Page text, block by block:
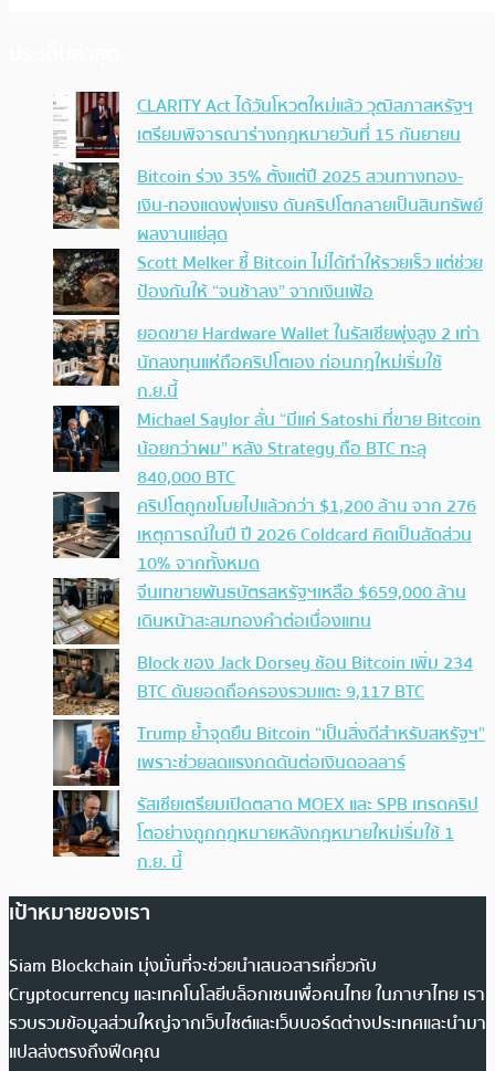
CLARITY Act ได้วันโหวตใหม่แล้ว วุฒิสภาสหรัฐฯ
เตรียมพิจารณาร่างกฎหมายวันที่ 15 กันยายน
Bitcoin ร่วง 35% ตั้งแต่ปี 2025 สวนทางทอง-
เงิน-ทองแดงพุ่งแรง ดันคริปโตกลายเป็นสินทรัพย์
ผลงานแย่สุด
Scott Melker ชี้ Bitcoin ไม่ได้ทำให้รวยเร็ว แต่ช่วย
ป้องกันให้ “จนช้าลง” จากเงินเฟ้อ
ยอดขาย Hardware Wallet ในรัสเซียพุ่งสูง 2 เท่า
นักลงทุนแห่ถือคริปโตเอง ก่อนกฎใหม่เริ่มใช้
ก.ย.นี้
Michael Saylor ลั่น “มีแค่ Satoshi ที่ขาย Bitcoin
น้อยกว่าผม” หลัง Strategy ถือ BTC ทะลุ
840,000 BTC
คริปโตถูกขโมยไปแล้วกว่า $1,200 ล้าน จาก 276
เหตุการณ์ในปี ปี 2026 Coldcard คิดเป็นสัดส่วน
10% จากทั้งหมด
จีนเทขายพันธบัตรสหรัฐฯเหลือ $659,000 ล้าน
เดินหน้าสะสมทองคำต่อเนื่องแทน
Block ของ Jack Dorsey ช้อน Bitcoin เพิ่ม 234
BTC ดันยอดถือครองรวมแตะ 9,117 BTC
Trump ย้ำจุดยืน Bitcoin “เป็นสิ่งดีสำหรับสหรัฐฯ”
เพราะช่วยลดแรงกดดันต่อเงินดอลลาร์
รัสเซียเตรียมเปิดตลาด MOEX และ SPB เทรดคริป
โตอย่างถูกกฎหมายหลังกฎหมายใหม่เริ่มใช้ 1
ก.ย. นี้
เป้าหมายของเรา
Siam Blockchain มุ่งมั่นที่จะช่วยนำเสนอสารเกี่ยวกับ
Cryptocurrency และเทคโนโลยีบล็อกเชนเพื่อคนไทย ในภาษาไทย เรา
รวบรวมข้อมูลส่วนใหญ่จากเว็บไซต์และเว็บบอร์ดต่างประเทศและนำมา
แปลส่งตรงถึงฟีดคุณ